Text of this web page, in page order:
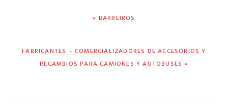
PREVIOUS
« BARREIROS
NEXT
FABRICANTES – COMERCIALIZADORES DE ACCESORIOS Y
RECAMBIOS PARA CAMIONES Y AUTOBUSES »